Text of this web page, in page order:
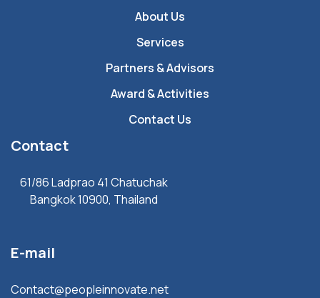
About Us
Services
Partners & Advisors
Award & Activities
Contact Us
Contact
61/86 Ladprao 41 Chatuchak
Bangkok 10900, Thailand
E-mail
Contact@peopleinnovate.net